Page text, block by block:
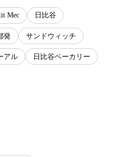
Mec 日比谷
発 サンドウィッチ
アル 日比谷ベーカリー